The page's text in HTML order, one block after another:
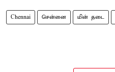
Chennai சென்னை மின் தடை